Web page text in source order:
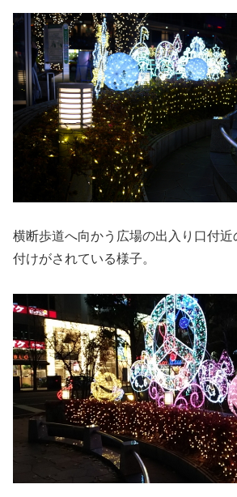
横断歩道へ向かう広場の出入り口付近
付けがされている様子。